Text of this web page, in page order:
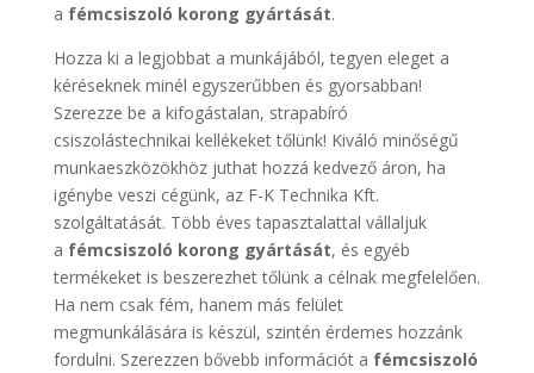
a fémcsiszoló korong gyártását.
Hozza ki a legjobbat a munkájából, tegyen eleget a
kéréseknek minél egyszerűbben és gyorsabban!
Szerezze be a kifogástalan, strapabíró
csiszolástechnikai kellékeket tőlünk! Kiváló minőségű
munkaeszközökhöz juthat hozzá kedvező áron, ha
igénybe veszi cégünk, az F-K Technika Kft.
szolgáltatását. Több éves tapasztalattal vállaljuk
a fémcsiszoló korong gyártását, és egyéb
termékeket is beszerezhet tőlünk a célnak megfelelően.
Ha nem csak fém, hanem más felület
megmunkálására is készül, szintén érdemes hozzánk
fordulni. Szerezzen bővebb információt a fémcsiszoló